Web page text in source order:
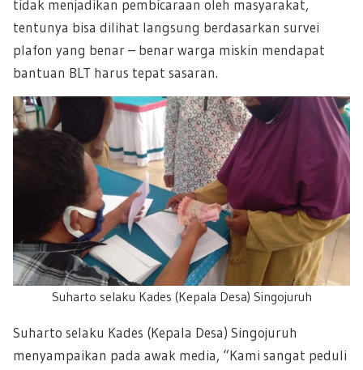
tidak menjadikan pembicaraan oleh masyarakat,
tentunya bisa dilihat langsung berdasarkan survei
plafon yang benar – benar warga miskin mendapat
bantuan BLT harus tepat sasaran.
Suharto selaku Kades (Kepala Desa) Singojuruh
Suharto selaku Kades (Kepala Desa) Singojuruh
menyampaikan pada awak media, “Kami sangat peduli